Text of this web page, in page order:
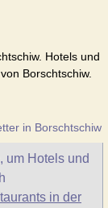
Hotels und
Borschtschiw.
in Borschtschiw
um Hotels und
in der